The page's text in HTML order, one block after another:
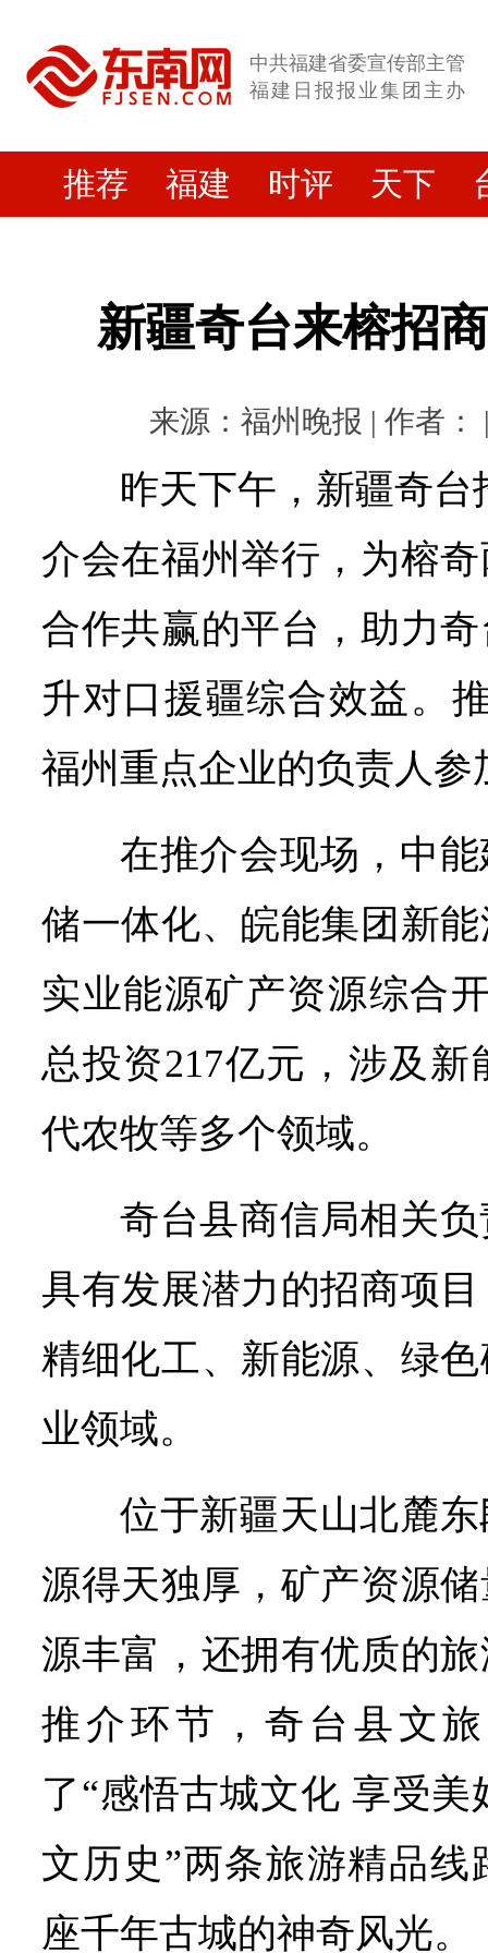
中共福建省委宣传部主管
福建日报报业集团主办
推荐 福建 时评 天下
新疆奇台来榕招
来源：福州晚报 | 作者：
昨天下午，新疆奇台
介会在福州举行，为榕
合作共赢的平台，助力
升对口援疆综合效益。
福州重点企业的负责人参
在推介会现场，中
储一体化、皖能集团新
实业能源矿产资源综合
总投资217亿元，涉及
代农牧等多个领域。
奇台县商信局相关
具有发展潜力的招商项
精细化工、新能源、绿
业领域。
位于新疆天山北麓
源得天独厚，矿产资源
源丰富，还拥有优质的
推介环节，奇台县文
了“感悟古城文化 享受美
文历史”两条旅游精品
座千年古城的神奇风光。